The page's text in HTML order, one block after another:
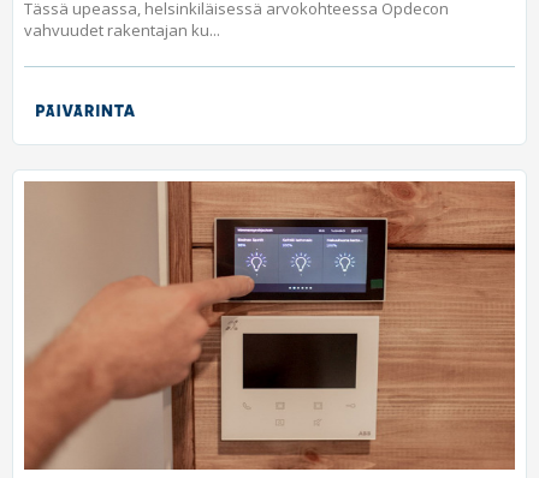
Tässä upeassa, helsinkiläisessä arvokohteessa Opdecon
vahvuudet rakentajan ku...